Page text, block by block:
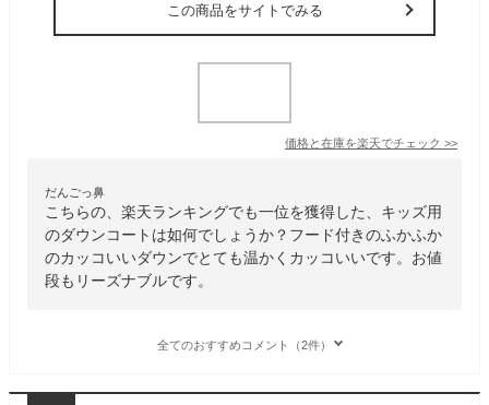
この商品をサイトでみる
価格と在庫を楽天でチェック >>
だんごっ鼻
こちらの、楽天ランキングでも一位を獲得した、キッズ用
のダウンコートは如何でしょうか？フード付きのふかふか
のカッコいいダウンでとても温かくカッコいいです。お値
段もリーズナブルです。
全てのおすすめコメント（2件）